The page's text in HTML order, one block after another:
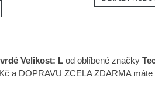
Velikost: L od oblíbené značky
a DOPRAVU ZCELA ZDARMA